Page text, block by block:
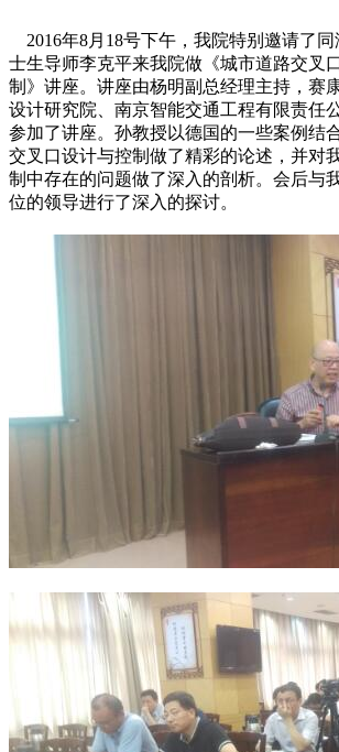
2016年8月18号下午，我院特别邀请了
士生导师李克平来我院做《城市道路交叉
制》讲座。讲座由杨明副总经理主持，赛
设计研究院、南京智能交通工程有限责任
参加了讲座。孙教授以德国的一些案例结
交叉口设计与控制做了精彩的论述，并对
制中存在的问题做了深入的剖析。会后与
位的领导进行了深入的探讨。